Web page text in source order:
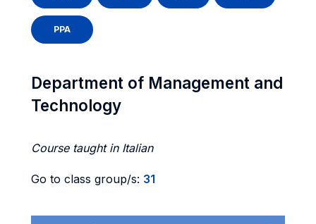
PPA
Department of Management and
Technology
Course taught in Italian
Go to class group/s: 31